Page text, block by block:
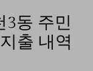
3동 주민
출 내역